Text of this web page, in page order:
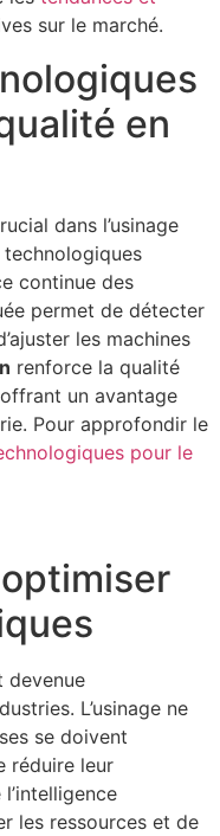
sur le marché.
en
dans l’usinage
technologiques
continue des
permet de détecter
les machines
renforce la qualité
un avantage
Pour approfondir le
pour le
devenue
L’usinage ne
se doivent
réduire leur
les ressources et de